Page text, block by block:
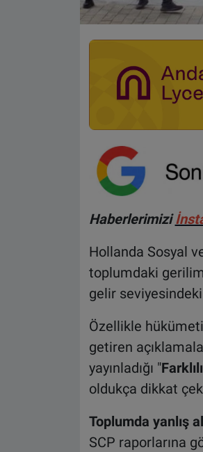
Haberlerimizi
Hollanda Sosyal
toplumdaki
gelir
Özellikle
getiren
yayınladığı "
oldukça dikkat
Toplumda yanlış
SCP raporlarına